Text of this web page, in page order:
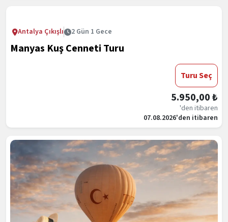
Antalya Çıkışlı 2 Gün 1 Gece
Manyas Kuş Cenneti Turu
07.08.2026'den itibaren
5.950,00 ₺
'den itibaren
Turu Seç